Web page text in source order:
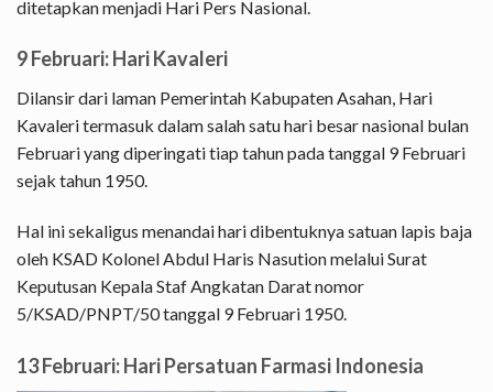
ditetapkan menjadi Hari Pers Nasional.
9 Februari: Hari Kavaleri
Dilansir dari laman Pemerintah Kabupaten Asahan, Hari
Kavaleri termasuk dalam salah satu hari besar nasional bulan
Februari yang diperingati tiap tahun pada tanggal 9 Februari
sejak tahun 1950.
Hal ini sekaligus menandai hari dibentuknya satuan lapis baja
oleh KSAD Kolonel Abdul Haris Nasution melalui Surat
Keputusan Kepala Staf Angkatan Darat nomor
5/KSAD/PNPT/50 tanggal 9 Februari 1950.
13 Februari: Hari Persatuan Farmasi Indonesia